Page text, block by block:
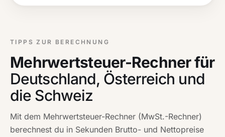
TIPPS ZUR BERECHNUNG
Mehrwertsteuer-Rechner für
Deutschland, Österreich und
die Schweiz
Mit dem Mehrwertsteuer-Rechner (MwSt.-Rechner)
berechnest du in Sekunden Brutto- und Nettopreise